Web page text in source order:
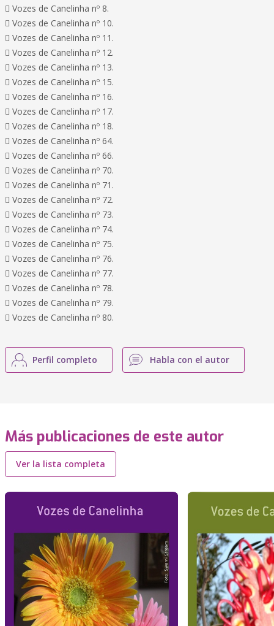
 Vozes de Canelinha nº 8.
 Vozes de Canelinha nº 10.
 Vozes de Canelinha nº 11.
 Vozes de Canelinha nº 12.
 Vozes de Canelinha nº 13.
 Vozes de Canelinha nº 15.
 Vozes de Canelinha nº 16.
 Vozes de Canelinha nº 17.
 Vozes de Canelinha nº 18.
 Vozes de Canelinha nº 64.
 Vozes de Canelinha nº 66.
 Vozes de Canelinha nº 70.
 Vozes de Canelinha nº 71.
 Vozes de Canelinha nº 72.
 Vozes de Canelinha nº 73.
 Vozes de Canelinha nº 74.
 Vozes de Canelinha nº 75.
 Vozes de Canelinha nº 76.
 Vozes de Canelinha nº 77.
 Vozes de Canelinha nº 78.
 Vozes de Canelinha nº 79.
 Vozes de Canelinha nº 80.
Perfil completo Habla con el autor
Más publicaciones de este autor
Ver la lista completa